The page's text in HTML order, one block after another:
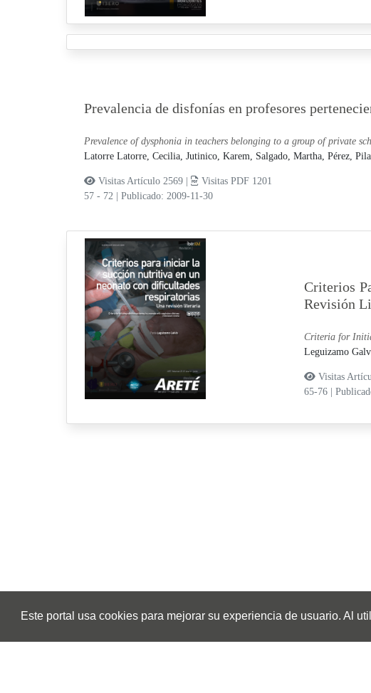
Este portal usa cookies para mejorar su experiencia de usuario. Al
Prevalencia de disfonías en profesores
Prevalence of dysphonia in teachers belonging to a group of private
Latorre Latorre, Cecilia, Jutinico, Karem, Salgado, Martha, Pérez,
Visitas Artículo 2569 |
Visitas PDF 1201
57 - 72 | Publicado: 2009-11-30
Criterios
Revisión
Criteria for
Leguizamo
Visitas
65-76 |